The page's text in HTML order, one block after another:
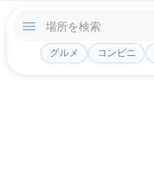
グルメ コンビニ